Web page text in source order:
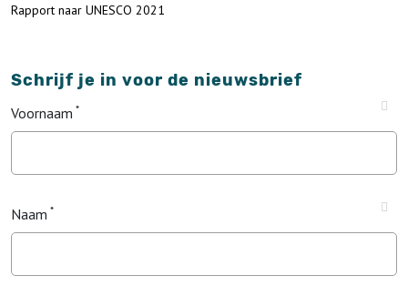
Rapport naar UNESCO 2021
Schrijf je in voor de nieuwsbrief
Voornaam
Naam